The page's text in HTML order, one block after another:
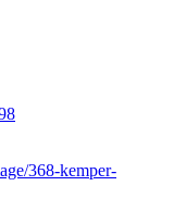
368-kemper-